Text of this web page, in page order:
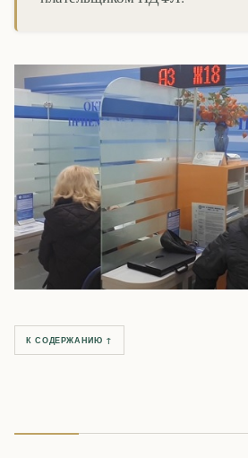
К СОДЕРЖАНИЮ ↑